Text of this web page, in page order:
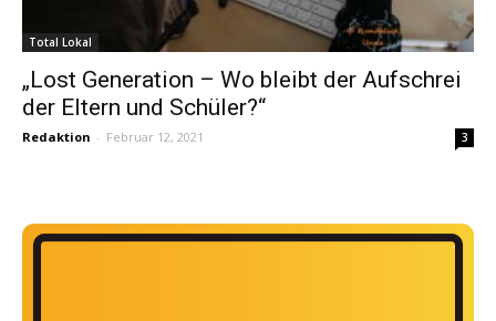
Total Lokal
„Lost Generation – Wo bleibt der Aufschrei
der Eltern und Schüler?“
Redaktion - Februar 12, 2021 3